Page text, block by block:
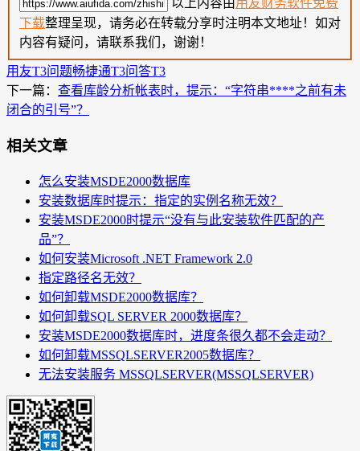
以上内容由用友财务软件免费
下载整理呈现，请务必在转载分享时注明本文地址！如对
内容有疑问，请联系我们，谢谢！
用友T3问题畅捷通T3问答T3
下一篇： 查看库龄分析帐表时，提示：“字符串****之前有未
闭合的引号”？
相关文章
怎么安装MSDE2000数据库
安装数据库时提示：指定的实例名称无效？
安装MSDE2000时提示“没有与此安装软件匹配的产
品”？
如何安装Microsoft .NET Framework 2.0
指定路径名无效？
如何卸载MSDE2000数据库？
如何卸载SQL SERVER 2000数据库？
安装MSDE2000数据库时，进度条很久都不会走动？
如何卸载MSSQLSERVER2005数据库？
无法安装服务 MSSQLSERVER(MSSQLSERVER)